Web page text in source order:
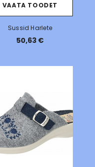
VAATA TOODET
Sussid Harlete
50,63 €